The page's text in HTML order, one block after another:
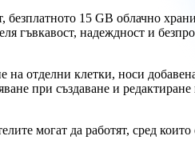
15 GB облачно
гъвкавост, надеждност и
отделни клетки, носи
при създаване и
могат да работят, сред